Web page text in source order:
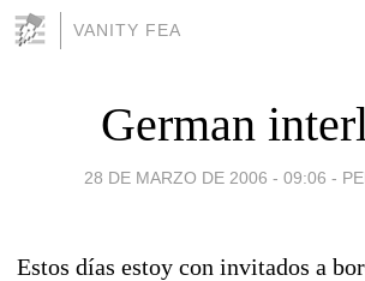
VANITY FEA
German
28 DE MARZO DE 2006 - 09:06 -
Estos días estoy con invitados a